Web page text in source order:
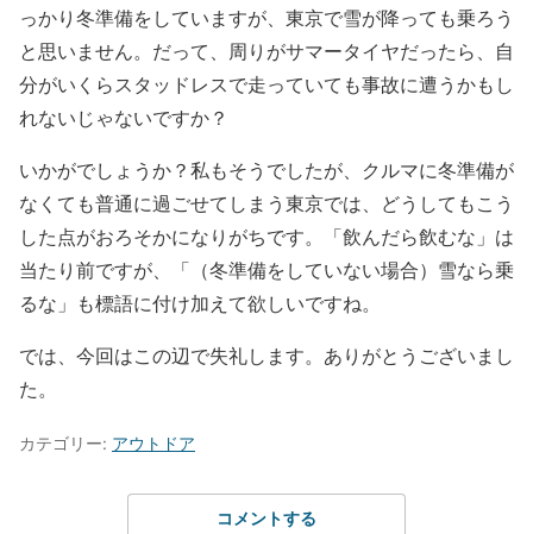
っかり冬準備をしていますが、東京で雪が降っても乗ろう
と思いません。だって、周りがサマータイヤだったら、自
分がいくらスタッドレスで走っていても事故に遭うかもし
れないじゃないですか？
いかがでしょうか？私もそうでしたが、クルマに冬準備が
なくても普通に過ごせてしまう東京では、どうしてもこう
した点がおろそかになりがちです。「飲んだら飲むな」は
当たり前ですが、「（冬準備をしていない場合）雪なら乗
るな」も標語に付け加えて欲しいですね。
では、今回はこの辺で失礼します。ありがとうございまし
た。
カテゴリー: アウトドア
コメントする